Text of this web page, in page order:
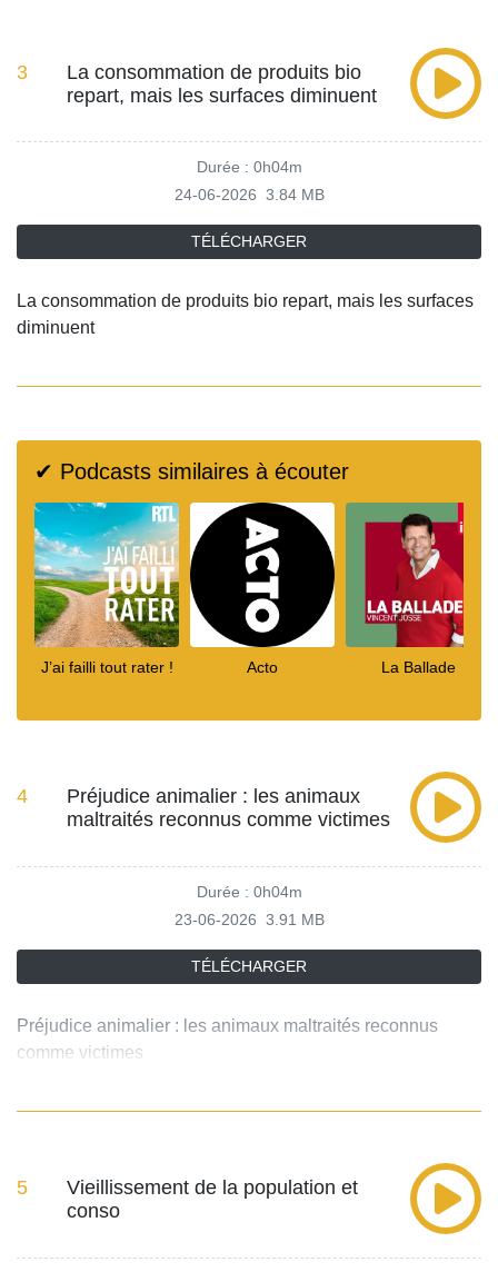
3
La consommation de produits bio
repart, mais les surfaces diminuent
Durée : 0h04m
24-06-2026 3.84 MB
TÉLÉCHARGER
La consommation de produits bio repart, mais les surfaces
diminuent
✔ Podcasts similaires à écouter
J’ai failli tout rater ! Acto La Ballade
4
Préjudice animalier : les animaux
maltraités reconnus comme victimes
Durée : 0h04m
23-06-2026 3.91 MB
TÉLÉCHARGER
Préjudice animalier : les animaux maltraités reconnus
comme victimes
5
Vieillissement de la population et
conso